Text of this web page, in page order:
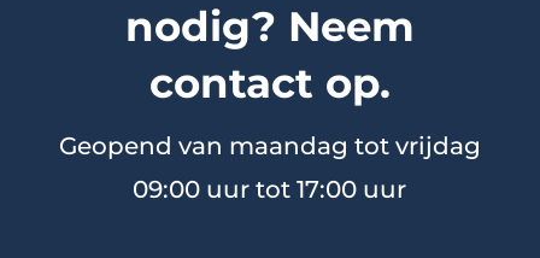
nodig? Neem
contact op.
Geopend van maandag tot vrijdag
09:00 uur tot 17:00 uur